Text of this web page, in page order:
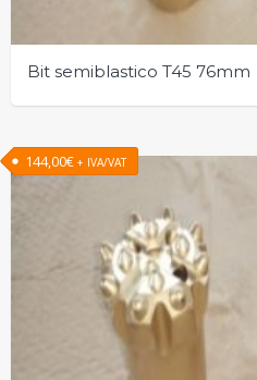
Bit semiblastico T45 76mm
144,00€ + IVA/VAT